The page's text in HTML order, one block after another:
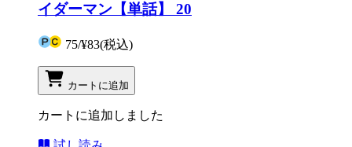
イダーマン【単話】 20
75/¥83(税込)
カートに追加
カートに追加しました